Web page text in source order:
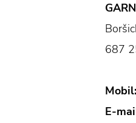
687
Mobil:
E-